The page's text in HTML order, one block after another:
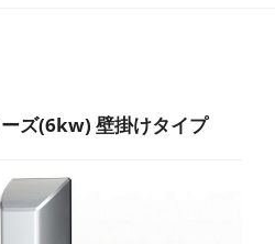
ズ(6kw) 壁掛けタイプ